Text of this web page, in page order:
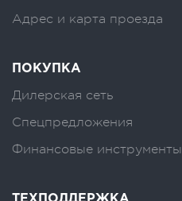
Адрес и карта проезда
ПОКУПКА
Дилерская сеть
Спецпредложения
Финансовые инструменты